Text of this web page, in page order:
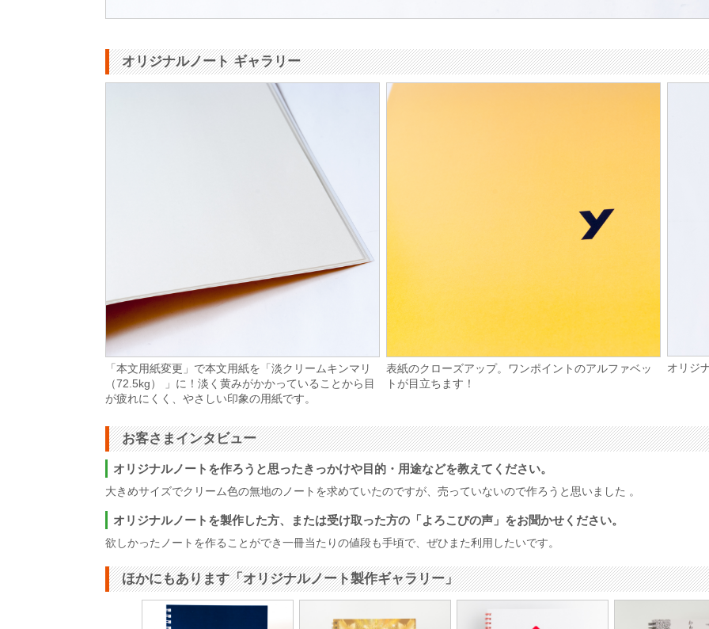
オリジナルノート ギャラリー
「本文用紙変更」で本文用紙を「淡クリームキンマリ
（72.5kg） 」に！淡く黄みがかかっていることから目
が疲れにくく、やさしい印象の用紙です。
表紙のクローズアップ。ワンポイントのアルファベッ
トが目立ちます！
オリジ
お客さまインタビュー
オリジナルノートを作ろうと思ったきっかけや目的・用途などを教えてください。
大きめサイズでクリーム色の無地のノートを求めていたのですが、売っていないので作ろうと思いました 。
オリジナルノートを製作した方、または受け取った方の「よろこびの声」をお聞かせください。
欲しかったノートを作ることができ一冊当たりの値段も手頃で、ぜひまた利用したいです。
ほかにもあります「オリジナルノート製作ギャラリー」